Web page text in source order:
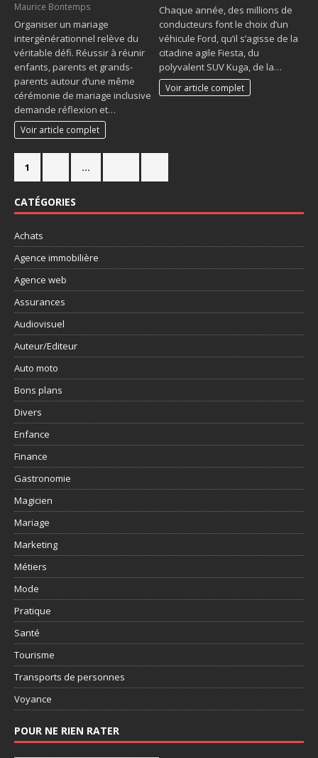
Maurice Bontemps
Organiser un mariage
intergénérationnel relève du
véritable défi. Réussir à réunir
enfants, parents et grands-
parents autour d’une même
cérémonie de mariage inclusive
demande réflexion et…
Voir article complet
Chaque année, des millions de
conducteurs font le choix d’un
véhicule Ford, qu’il s’agisse de la
citadine agile Fiesta, du
polyvalent SUV Kuga, de la…
Voir article complet
1 …
CATÉGORIES
Achats
Agence immobilière
Agence web
Assurances
Audiovisuel
Auteur/Editeur
Auto moto
Bons plans
Divers
Enfance
Finance
Gastronomie
Magicien
Mariage
Marketing
Métiers
Mode
Pratique
Santé
Tourisme
Transports de personnes
Voyance
POUR NE RIEN RATER